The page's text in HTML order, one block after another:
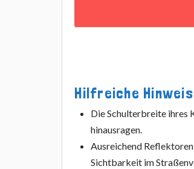
Hilfreiche
Die Schulterbreite ihres
hinausragen.
Ausreichend
Sichtbarkeit im